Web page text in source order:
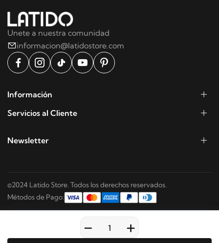
- +
Unete a nuestra comunidad
informacion@latidostore.com
Información
Servicios al Cliente
Newsletter
©2024 Latido Store. Todos los derechos reservados.
Métodos de Pago: